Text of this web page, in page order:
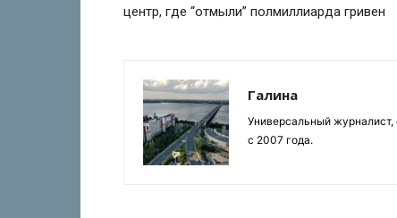
центр, где “отмыли” полмиллиарда гривен
Галина
Универсальный журналист,
с 2007 года.